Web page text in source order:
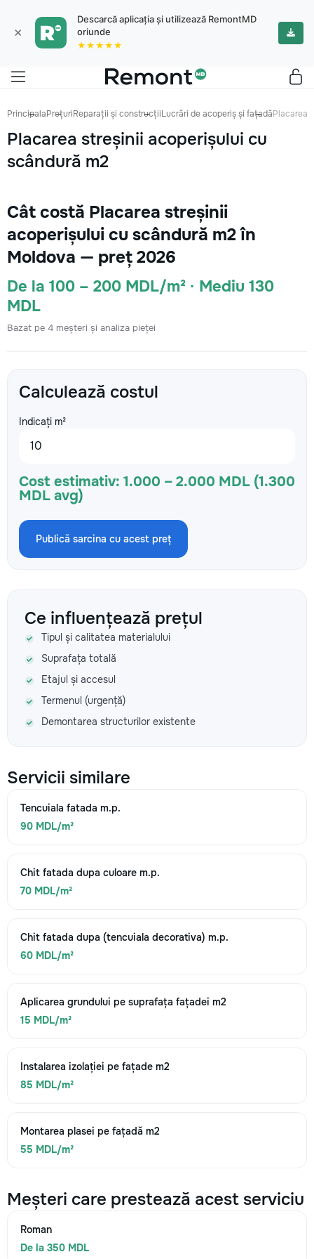
×
Descarcă aplicația și utilizează RemontMD
oriunde
★★★★★
PrincipalaPrețuriReparații și construcțiiLucrări de acoperiș și fațadăPlacarea
Placarea streșinii acoperișului cu
scândură m2
Cât costă Placarea streșinii
acoperișului cu scândură m2 în
Moldova — preț 2026
De la 100 – 200 MDL/m² · Mediu 130
MDL
Bazat pe 4 meșteri și analiza pieței
Calculează costul
Indicați m²
Cost estimativ: 1.000 – 2.000 MDL (1.300
MDL avg)
Publică sarcina cu acest preț
Ce influențează prețul
Tipul și calitatea materialului
Suprafața totală
Etajul și accesul
Termenul (urgență)
Demontarea structurilor existente
Servicii similare
Tencuiala fatada m.p.
90 MDL/m²
Chit fatada dupa culoare m.p.
70 MDL/m²
Chit fatada dupa (tencuiala decorativa) m.p.
60 MDL/m²
Aplicarea grundului pe suprafața fațadei m2
15 MDL/m²
Instalarea izolației pe fațade m2
85 MDL/m²
Montarea plasei pe fațadă m2
55 MDL/m²
Meșteri care prestează acest serviciu
Roman
De la 350 MDL